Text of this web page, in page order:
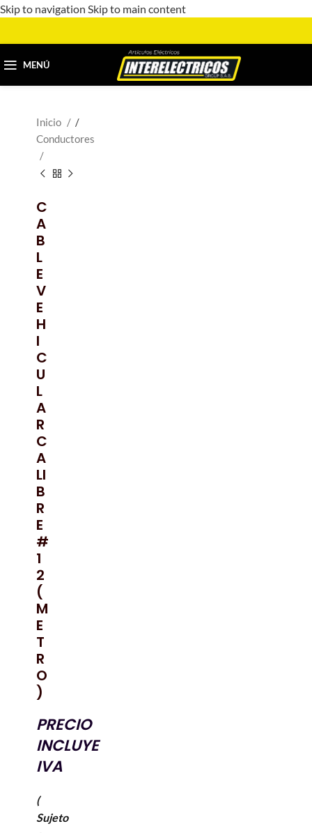
Skip to navigation Skip to main content
MENÚ
Inicio
/
Conductores
C
A
B
L
E
V
E
H
I
C
U
L
A
R
C
A
LI
B
R
E
#
1
2
(
M
E
T
R
O
)
PRECIO
INCLUYE
IVA
(
Sujeto